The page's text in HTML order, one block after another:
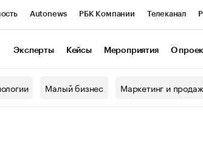
Autonews РБК Компании Телеканал
Эксперты Кейсы Мероприятия О
Малый бизнес Маркетинг и